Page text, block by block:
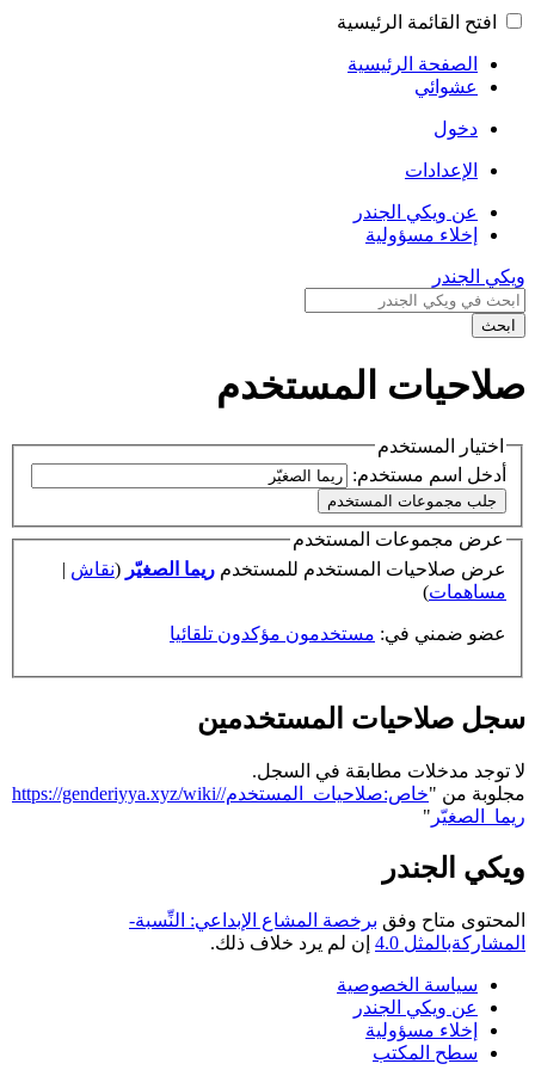
افتح القائمة الرئيسية
الصفحة الرئيسية
عشوائي
دخول
الإعدادات
عن ويكي الجندر
إخلاء مسؤولية
ويكي الجندر
ابحث
صلاحيات المستخدم
اختيار المستخدم
أدخل اسم مستخدم:
عرض مجموعات المستخدم
عرض صلاحيات المستخدم للمستخدم ريما الصغيّر (نقاش |
مساهمات)
عضو ضمني في: مستخدمون مؤكدون تلقائيا
سجل صلاحيات المستخدمين
لا توجد مدخلات مطابقة في السجل.
مجلوبة من "
https://genderiyya.xyz/wiki/خاص:صلاحيات_المستخدم/
ريما_الصغيّر "
ويكي الجندر
المحتوى متاح وفق برخصة المشاع الإبداعي: النِّسبة-
المشاركةبالمثل 4.0
إن لم يرد خلاف ذلك.
سياسة الخصوصية
عن ويكي الجندر
إخلاء مسؤولية
سطح المكتب